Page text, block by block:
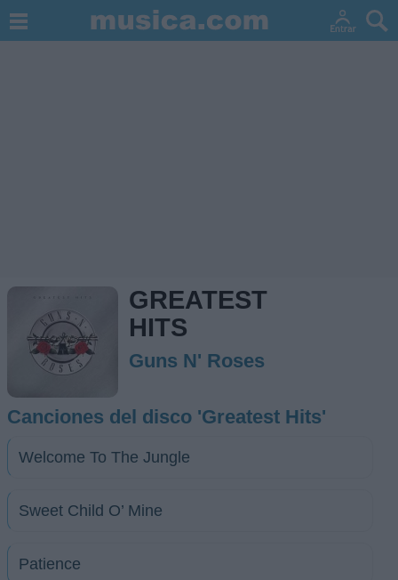
GREATEST
HITS
Guns N' Roses
Canciones del disco 'Greatest Hits'
Welcome To The Jungle
Sweet Child O’ Mine
Patience